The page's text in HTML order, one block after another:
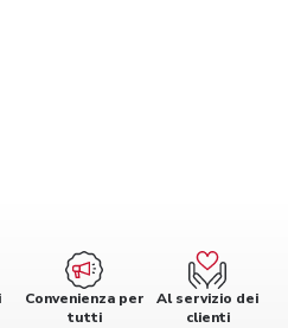
Convenienza per
tutti
Al servizio dei
clienti